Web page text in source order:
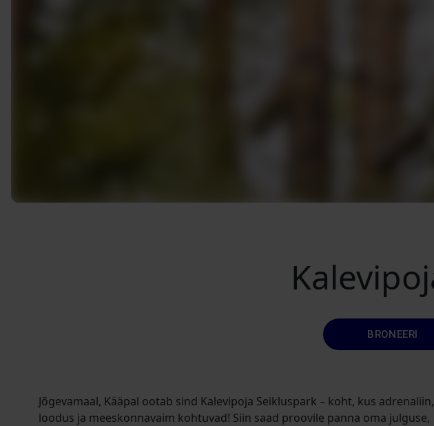
BRONEERI
Jõgevamaal, Kääpal ootab sind Kalevipoja Seikluspark – koht, kus adrenaliin,
loodus ja meeskonnavaim kohtuvad! Siin saad proovile panna oma julguse,